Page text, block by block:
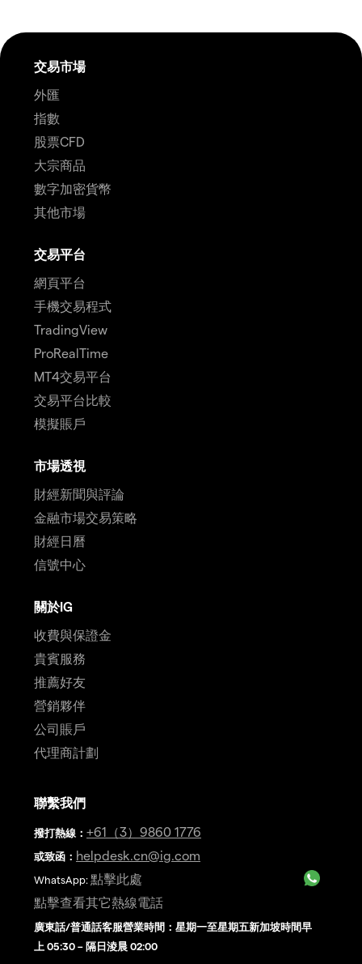
交易市場
外匯
指數
股票CFD
大宗商品
數字加密貨幣
其他市場
交易平台
網頁平台
手機交易程式
TradingView
ProRealTime
MT4交易平台
交易平台比較
模擬賬戶
市場透視
財經新聞與評論
金融市場交易策略
財經日曆
信號中心
關於IG
收費與保證金
貴賓服務
推薦好友
營銷夥伴
公司賬戶
代理商計劃
聯繫我們
撥打熱線 ： +61（3）9860 1776
或致函： helpdesk.cn@ig.com
WhatsApp: 點擊此處
點擊查看其它熱線電話
廣東話/普通話客服營業時間：星期一至星期五新加坡時間早
上 05:30 – 隔日淩晨 02:00